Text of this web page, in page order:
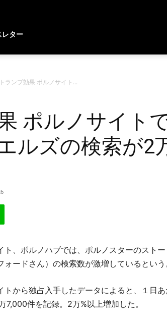
レター
トランプ効果 ポルノサイト...
ポルノサイト
ルズの検索が2
ト、ポルノハブでは、ポルノスターのスト
ォードさん）の検索数が激増しているという
トから独占入手したデータによると、１日
件を記録。2万%以上増加した。